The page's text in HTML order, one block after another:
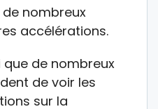
nombreux
accélérations.
que de nombreux
de voir les
sur la